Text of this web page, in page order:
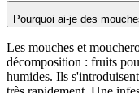
Pourquoi ai-je des
Les mouches et
décomposition : fruits
humides. Ils